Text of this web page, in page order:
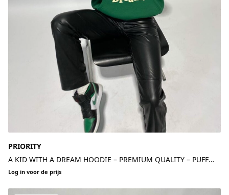
PRIORITY
A KID WITH A DREAM HOODIE – PREMIUM QUALITY – PUFF
PRINT – GREEN
Log in voor de prijs